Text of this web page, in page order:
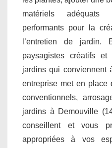
matériels
performants pour la
l’entretien de jardin.
paysagistes créatifs
jardins qui
entreprise met en place
conventionnels,
jardins à Demouville
conseillent et vous
appropriées à vos